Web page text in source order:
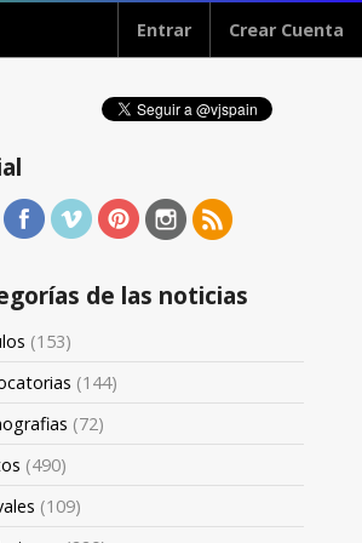
Entrar Crear Cuenta
de las noticias
(153)
(144)
(72)
(490)
(109)